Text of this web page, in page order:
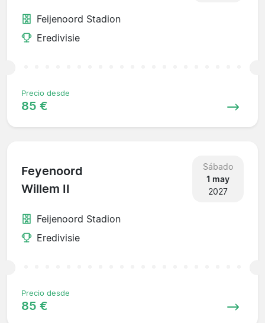
Feijenoord Stadion
Eredivisie
Precio desde
85 €
Feyenoord
Willem II
Sábado
1 may
2027
Feijenoord Stadion
Eredivisie
Precio desde
85 €